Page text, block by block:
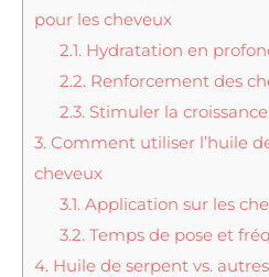
pour les cheveux
2.1. Hydratation en
2.2. Renforcement des
2.3. Stimuler la
3. Comment utiliser l’huile
cheveux
3.1. Application sur les
3.2. Temps de pose et
4. Huile de serpent vs.